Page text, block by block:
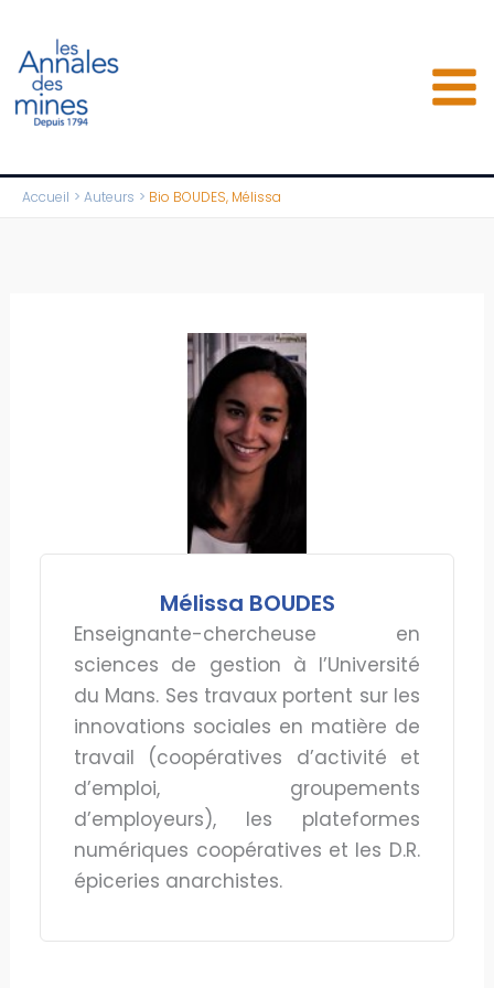
contenu
Accueil Auteurs Bio BOUDES, Mélissa
Mélissa BOUDES
Enseignante-chercheuse en
sciences de gestion à l’Université
du Mans. Ses travaux portent sur les
innovations sociales en matière de
travail (coopératives d’activité et
d’emploi, groupements
d’employeurs), les plateformes
numériques coopératives et les D.R.
épiceries anarchistes.